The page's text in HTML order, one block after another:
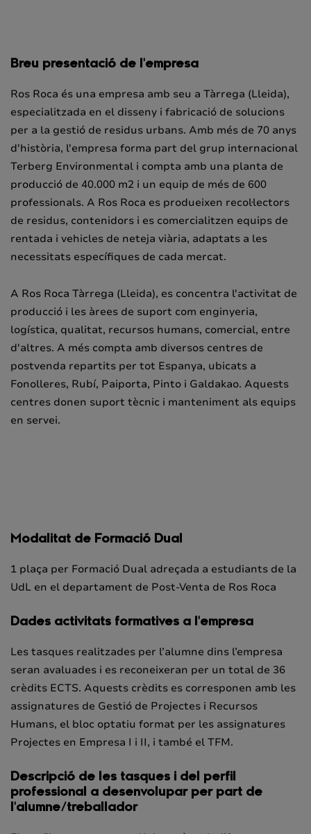
Breu presentació de l'empresa
Ros Roca és una empresa amb seu a Tàrrega (Lleida),
especialitzada en el disseny i fabricació de solucions
per a la gestió de residus urbans. Amb més de 70 anys
d'història, l'empresa forma part del grup internacional
Terberg Environmental i compta amb una planta de
producció de 40.000 m2 i un equip de més de 600
professionals. A Ros Roca es produeixen recol·lectors
de residus, contenidors i es comercialitzen equips de
rentada i vehicles de neteja viària, adaptats a les
necessitats específiques de cada mercat.
A Ros Roca Tàrrega (Lleida), es concentra l'activitat de
producció i les àrees de suport com enginyeria,
logística, qualitat, recursos humans, comercial, entre
d'altres. A més compta amb diversos centres de
postvenda repartits per tot Espanya, ubicats a
Fonolleres, Rubí, Paiporta, Pinto i Galdakao. Aquests
centres donen suport tècnic i manteniment als equips
en servei.
Modalitat de Formació Dual
1 plaça per Formació Dual adreçada a estudiants de la
UdL en el departament de Post-Venta de Ros Roca
Dades activitats formatives a l'empresa
Les tasques realitzades per l’alumne dins l’empresa
seran avaluades i es reconeixeran per un total de 36
crèdits ECTS. Aquests crèdits es corresponen amb les
assignatures de Gestió de Projectes i Recursos
Humans, el bloc optatiu format per les assignatures
Projectes en Empresa I i II, i també el TFM.
Descripció de les tasques i del perfil
professional a desenvolupar per part de
l'alumne/treballador